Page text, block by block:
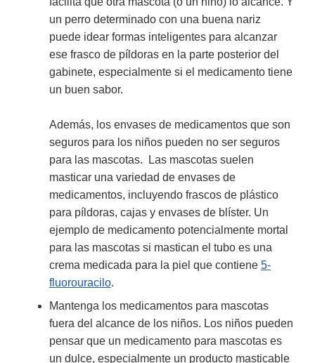
un perro determinado con una buena nariz
puede idear formas inteligentes para alcanzar
ese frasco de píldoras en la parte posterior del
gabinete, especialmente si el medicamento tiene
un buen sabor.
Además, los envases de medicamentos que son
seguros para los niños pueden no ser seguros
para las mascotas. Las mascotas suelen
masticar una variedad de envases de
medicamentos, incluyendo frascos de plástico
para píldoras, cajas y envases de blíster. Un
ejemplo de medicamento potencialmente mortal
para las mascotas si mastican el tubo es una
crema medicada para la piel que contiene 5-
fluorouracilo.
Mantenga los medicamentos para mascotas
fuera del alcance de los niños. Los niños pueden
pensar que un medicamento para mascotas es
un dulce, especialmente un producto masticable